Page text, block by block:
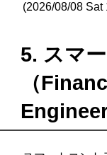
(2026/08/08 Sat
5. スマ
（